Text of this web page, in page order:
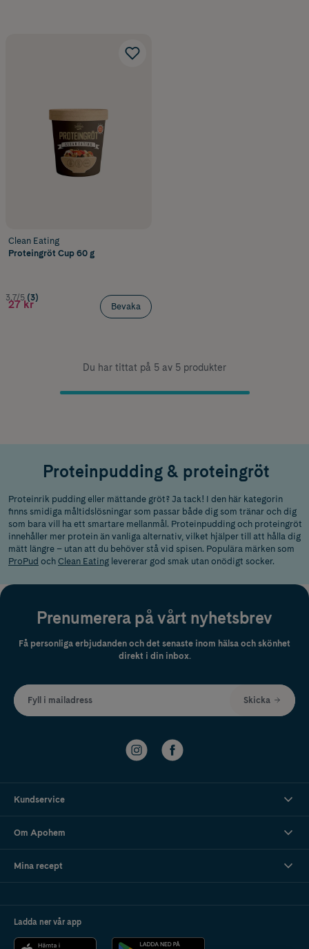
Clean Eating
Proteingröt Cup 60 g
3.7/5 (3)
27 kr Bevaka
Du har tittat på 5 av 5 produkter
Proteinpudding & proteingröt
Proteinrik pudding eller mättande gröt? Ja tack! I den här kategorin
finns smidiga måltidslösningar som passar både dig som tränar och dig
som bara vill ha ett smartare mellanmål. Proteinpudding och proteingröt
innehåller mer protein än vanliga alternativ, vilket hjälper till att hålla dig
mätt längre – utan att du behöver stå vid spisen. Populära märken som
ProPud och Clean Eating levererar god smak utan onödigt socker.
Prenumerera på vårt nyhetsbrev
Få personliga erbjudanden och det senaste inom hälsa och skönhet
direkt i din inbox.
Fyll i mailadress Skicka
Kundservice
Om Apohem
Mina recept
Ladda ner vår app